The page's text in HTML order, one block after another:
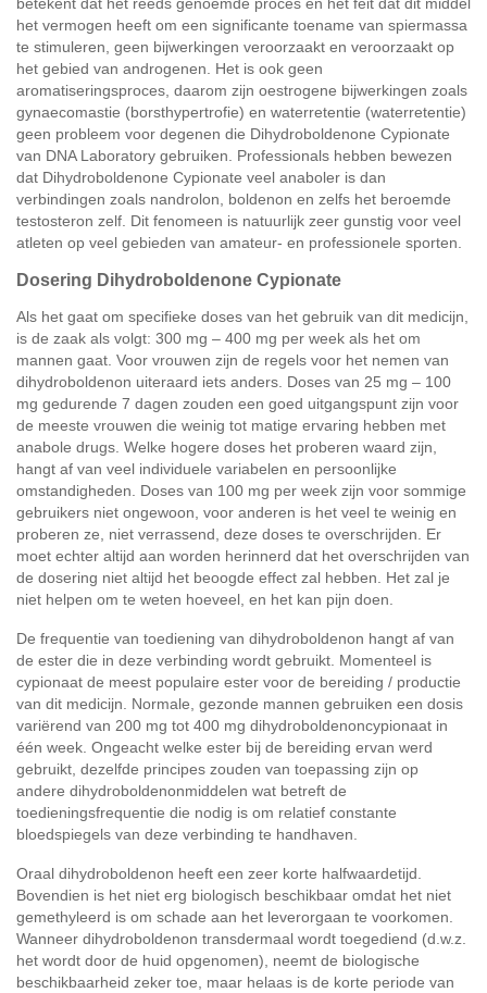
het vermogen heeft om een significante toename van spiermassa
te stimuleren, geen bijwerkingen veroorzaakt en veroorzaakt op
het gebied van androgenen. Het is ook geen
aromatiseringsproces, daarom zijn oestrogene bijwerkingen zoals
gynaecomastie (borsthypertrofie) en waterretentie (waterretentie)
geen probleem voor degenen die Dihydroboldenone Cypionate
van DNA Laboratory gebruiken. Professionals hebben bewezen
dat Dihydroboldenone Cypionate veel anaboler is dan
verbindingen zoals nandrolon, boldenon en zelfs het beroemde
testosteron zelf. Dit fenomeen is natuurlijk zeer gunstig voor veel
atleten op veel gebieden van amateur- en professionele sporten.
Dosering Dihydroboldenone Cypionate
Als het gaat om specifieke doses van het gebruik van dit medicijn,
is de zaak als volgt: 300 mg – 400 mg per week als het om
mannen gaat. Voor vrouwen zijn de regels voor het nemen van
dihydroboldenon uiteraard iets anders. Doses van 25 mg – 100
mg gedurende 7 dagen zouden een goed uitgangspunt zijn voor
de meeste vrouwen die weinig tot matige ervaring hebben met
anabole drugs. Welke hogere doses het proberen waard zijn,
hangt af van veel individuele variabelen en persoonlijke
omstandigheden. Doses van 100 mg per week zijn voor sommige
gebruikers niet ongewoon, voor anderen is het veel te weinig en
proberen ze, niet verrassend, deze doses te overschrijden. Er
moet echter altijd aan worden herinnerd dat het overschrijden van
de dosering niet altijd het beoogde effect zal hebben. Het zal je
niet helpen om te weten hoeveel, en het kan pijn doen.
De frequentie van toediening van dihydroboldenon hangt af van
de ester die in deze verbinding wordt gebruikt. Momenteel is
cypionaat de meest populaire ester voor de bereiding / productie
van dit medicijn. Normale, gezonde mannen gebruiken een dosis
variërend van 200 mg tot 400 mg dihydroboldenoncypionaat in
één week. Ongeacht welke ester bij de bereiding ervan werd
gebruikt, dezelfde principes zouden van toepassing zijn op
andere dihydroboldenonmiddelen wat betreft de
toedieningsfrequentie die nodig is om relatief constante
bloedspiegels van deze verbinding te handhaven.
Oraal dihydroboldenon heeft een zeer korte halfwaardetijd.
Bovendien is het niet erg biologisch beschikbaar omdat het niet
gemethyleerd is om schade aan het leverorgaan te voorkomen.
Wanneer dihydroboldenon transdermaal wordt toegediend (d.w.z.
het wordt door de huid opgenomen), neemt de biologische
beschikbaarheid zeker toe, maar helaas is de korte periode van